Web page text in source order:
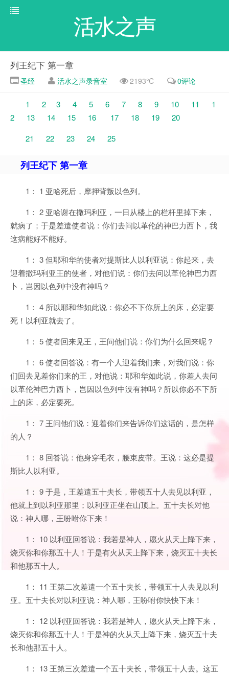
活水之声
列王纪下 第一章
圣经 活水之声录音室 2193℃ 0评论
1 2 3 4 5 6 7 8 9 10 11
1
2
13 14 15 16 17 18 19
20
21
22 23 24 25
列王纪下 第一章
1： 1 亚哈死后，摩押背叛以色列。
1： 2 亚哈谢在撒玛利亚，一日从楼上的栏杆里掉下来，
就病了；于是差遣使者说：你们去问以革伦的神巴力西卜，我
这病能好不能好。
1： 3 但耶和华的使者对提斯比人以利亚说：你起来，去
迎着撒玛利亚王的使者，对他们说：你们去问以革伦神巴力西
卜，岂因以色列中没有神吗？
1： 4 所以耶和华如此说：你必不下你所上的床，必定要
死！以利亚就去了。
1： 5 使者回来见王，王问他们说：你们为什么回来呢？
1： 6 使者回答说：有一个人迎着我们来，对我们说：你
们回去见差你们来的王，对他说：耶和华如此说，你差人去问
以革伦神巴力西卜，岂因以色列中没有神吗？所以你必不下所
上的床，必定要死。
1： 7 王问他们说：迎着你们来告诉你们这话的，是怎样
的人？
1： 8 回答说：他身穿毛衣，腰束皮带。王说：这必是提
斯比人以利亚。
1： 9 于是，王差遣五十夫长，带领五十人去见以利亚，
他就上到以利亚那里；以利亚正坐在山顶上。五十夫长对他
说：神人哪，王吩咐你下来！
1： 10 以利亚回答说：我若是神人，愿火从天上降下来，
烧灭你和你那五十人！于是有火从天上降下来，烧灭五十夫长
和他那五十人。
1： 11 王第二次差遣一个五十夫长，带领五十人去见以利
亚。五十夫长对以利亚说：神人哪，王吩咐你快快下来！
1： 12 以利亚回答说：我若是神人，愿火从天上降下来，
烧灭你和你那五十人！于是神的火从天上降下来，烧灭五十夫
长和他那五十人。
1： 13 王第三次差遣一个五十夫长，带领五十人去。这五